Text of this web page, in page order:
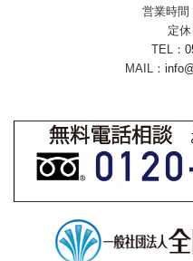
営業時間
定
TEL：
MAIL：